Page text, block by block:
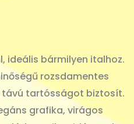
ideális bármilyen italhoz.
rozsdamentes
távú tartósságot biztosít.
grafika, virágos